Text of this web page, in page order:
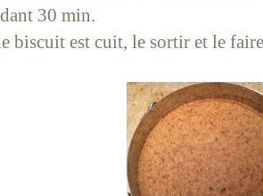
30 min.
biscuit est cuit, le sortir et le